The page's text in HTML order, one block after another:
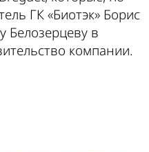
ГК «Биотэк» Борис
Белозерцеву в
компании.